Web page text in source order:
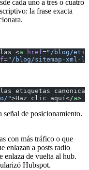
cada uno a tres o cuatro
la frase exacta
las <a href="/blog/
="/blog/sitemap-xml-
las etiquetas
">Haz clic aquí</a>
señal de posicionamiento.
con más tráfico o que
enlazan a posts radio
enlaza de vuelta al hub.
Hubspot.